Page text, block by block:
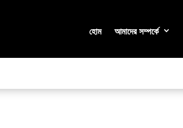
হোম আমাদের সম্পর্কে